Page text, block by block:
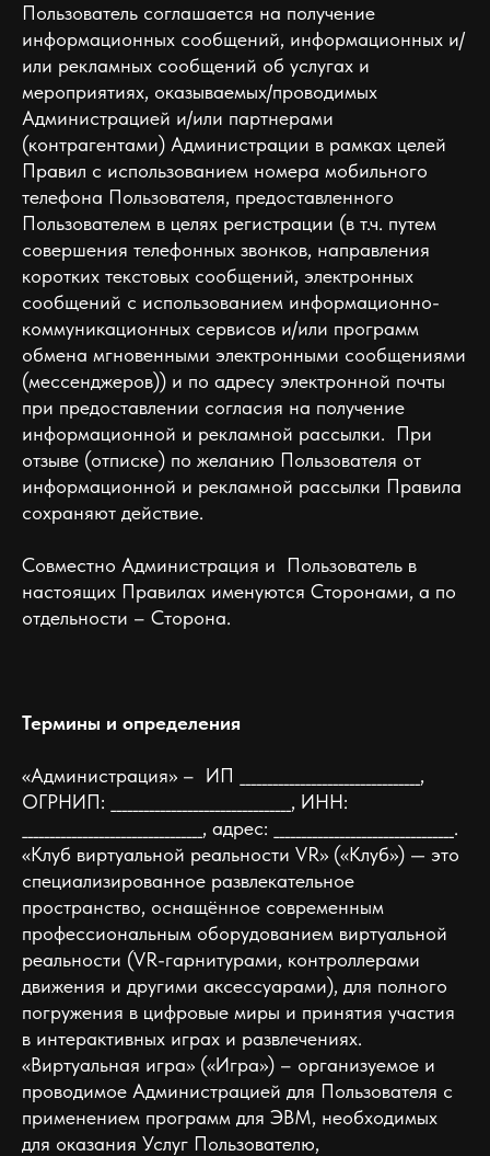
Пользователь соглашается на получение
информационных сообщений, информационных и/
или рекламных сообщений об услугах и
мероприятиях, оказываемых/проводимых
Администрацией и/или партнерами
(контрагентами) Администрации в рамках целей
Правил c использованием номера мобильного
телефона Пользователя, предоставленного
Пользователем в целях регистрации (в т.ч. путем
совершения телефонных звонков, направления
коротких текстовых сообщений, электронных
сообщений с использованием информационно-
коммуникационных сервисов и/или программ
обмена мгновенными электронными сообщениями
(мессенджеров)) и по адресу электронной почты
при предоставлении согласия на получение
информационной и рекламной рассылки. При
отзыве (отписке) по желанию Пользователя от
информационной и рекламной рассылки Правила
сохраняют действие.
Совместно Администрация и Пользователь в
настоящих Правилах именуются Сторонами, а по
отдельности – Сторона.
Термины и определения
«Администрация» – ИП _________________________________,
ОГРНИП: _________________________________, ИНН:
_________________________________, адрес: _________________________________.
«Клуб виртуальной реальности VR» («Клуб») — это
специализированное развлекательное
пространство, оснащённое современным
профессиональным оборудованием виртуальной
реальности (VR-гарнитурами, контроллерами
движения и другими аксессуарами), для полного
погружения в цифровые миры и принятия участия
в интерактивных играх и развлечениях.
«Виртуальная игра» («Игра») – организуемое и
проводимое Администрацией для Пользователя с
применением программ для ЭВМ, необходимых
для оказания Услуг Пользователю,